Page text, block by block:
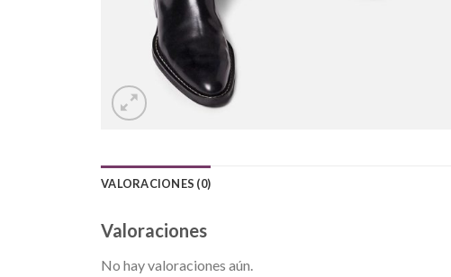
VALORACIONES (0)
Valoraciones
No hay valoraciones aún.